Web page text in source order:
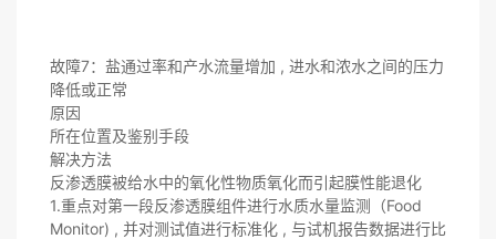
故障7：盐通过率和产水流量增加 , 进水和浓水之间的压力
降低或正常
原因
所在位置及鉴别手段
解决方法
反渗透膜被给水中的氧化性物质氧化而引起膜性能退化
1.重点对第一段反渗透膜组件进行水质水量监测（Food
Monitor) , 并对测试值进行标准化 , 与试机报告数据进行比